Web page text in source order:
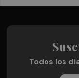
Todos los